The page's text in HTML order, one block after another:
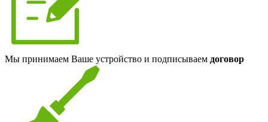
Мы принимаем Ваше устройство и подписываем договор